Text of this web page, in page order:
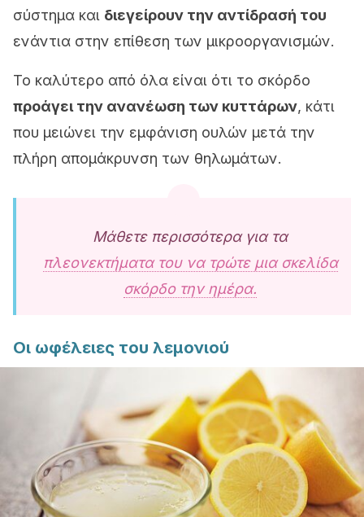
σύστημα και διεγείρουν την αντίδρασή του
ενάντια στην επίθεση των μικροοργανισμών.
Το καλύτερο από όλα είναι ότι το σκόρδο
προάγει την ανανέωση των κυττάρων, κάτι
που μειώνει την εμφάνιση ουλών μετά την
πλήρη απομάκρυνση των θηλωμάτων.
Μάθετε περισσότερα για τα
πλεονεκτήματα του να τρώτε μια σκελίδα
σκόρδο την ημέρα.
Οι ωφέλειες του λεμονιού